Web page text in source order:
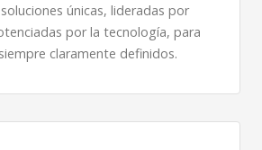
únicas, lideradas por
por la tecnología, para
claramente definidos.